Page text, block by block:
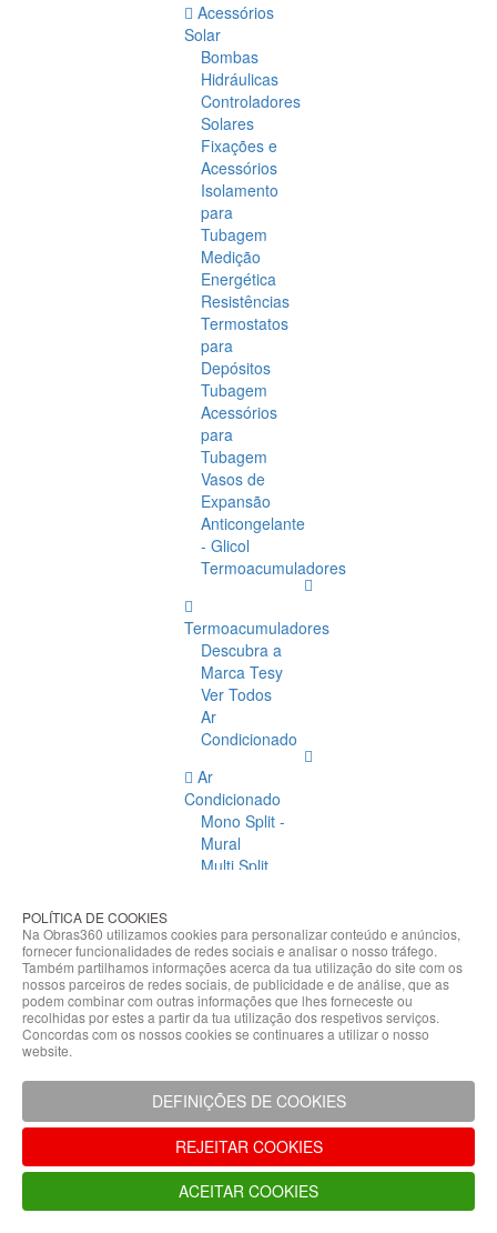
Acessórios
Solar
Bombas
Hidráulicas
Controladores
Solares
Fixações e
Acessórios
Isolamento
para
Tubagem
Medição
Energética
Resistências
Termostatos
para
Depósitos
Tubagem
Acessórios
para
Tubagem
Vasos de
Expansão
Anticongelante
- Glicol
Termoacumuladores
Termoacumuladores
Descubra a
Marca Tesy
Ver Todos
Ar
Condicionado
Ar
Condicionado
Mono Split -
Mural
Multi Split
Condicionado
Acessórios
Climatização
Acessórios
Climatização
Hidráulicas
Controladores
Fixações e
Acessórios
Isolamento
para
Tubagem
POLÍTICA DE COOKIES
Na Obras360 utilizamos cookies para personalizar conteúdo e anúncios,
fornecer funcionalidades de redes sociais e analisar o nosso tráfego.
Também partilhamos informações acerca da tua utilização do site com os
nossos parceiros de redes sociais, de publicidade e de análise, que as
podem combinar com outras informações que lhes forneceste ou
recolhidas por estes a partir da tua utilização dos respetivos serviços.
Concordas com os nossos cookies se continuares a utilizar o nosso
website.
DEFINIÇÕES DE COOKIES
REJEITAR COOKIES
ACEITAR COOKIES